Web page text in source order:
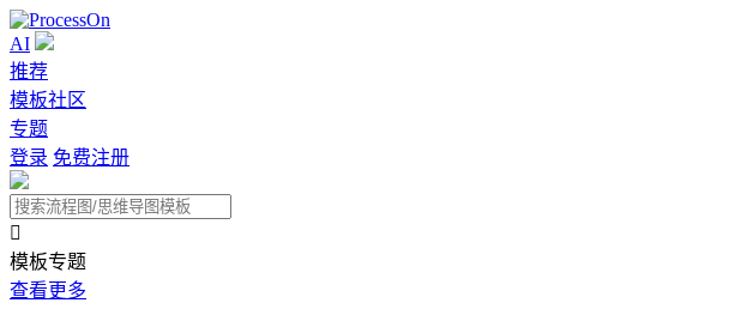
AI
推荐
模板社区
专题
登录 免费注册

模板专题
查看更多